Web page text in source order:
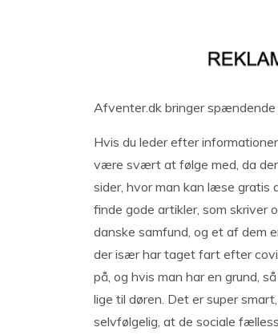
Afventer.dk bringer spændende
Hvis du leder efter
være svært at følge med, da der
sider, hvor man kan læse gratis
finde gode artikler, som skriver
danske samfund, og et af dem
der især har taget fart efter
på, og hvis man har en grund,
lige til døren. Det er super
selvfølgelig, at de sociale